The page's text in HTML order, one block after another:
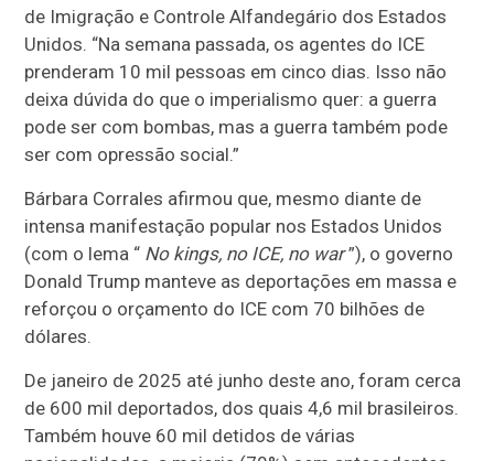
de Imigração e Controle Alfandegário dos Estados
Unidos. “Na semana passada, os agentes do ICE
prenderam 10 mil pessoas em cinco dias. Isso não
deixa dúvida do que o imperialismo quer: a guerra
pode ser com bombas, mas a guerra também pode
ser com opressão social.”
Bárbara Corrales afirmou que, mesmo diante de
intensa manifestação popular nos Estados Unidos
(com o lema “ No kings, no ICE, no war”), o governo
Donald Trump manteve as deportações em massa e
reforçou o orçamento do ICE com 70 bilhões de
dólares.
De janeiro de 2025 até junho deste ano, foram cerca
de 600 mil deportados, dos quais 4,6 mil brasileiros.
Também houve 60 mil detidos de várias